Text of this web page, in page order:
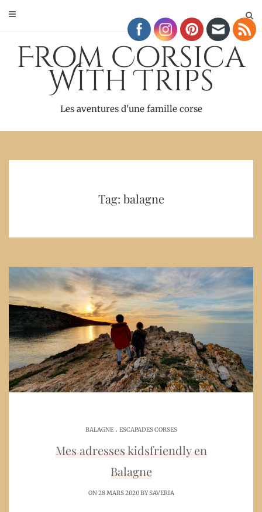
From Corsica
With Trips
Les aventures d'une famille corse
Tag: balagne
BALAGNE. ESCAPADES CORSES
Mes adresses kidsfriendly en
Balagne
ON 28 MARS 2020 BYSAVERIA